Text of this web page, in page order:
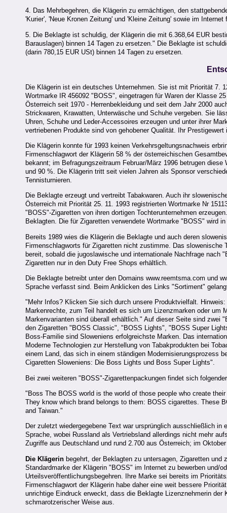
4. Das Mehrbegehren, die Klägerin zu ermächtigen, den
'Kurier', 'Neue Kronen Zeitung' und 'Kleine Zeitung' sowie im
5. Die Beklagte ist schuldig, der Klägerin die mit 6.368,64 EUR
Barauslagen) binnen 14 Tagen zu ersetzen." Die Beklagte ist
(darin 780,15 EUR USt) binnen 14 Tagen zu ersetzen.
Die Klägerin ist ein deutsches Unternehmen. Sie ist mit Priorität 7.
Wortmarke IR 456092 "BOSS", eingetragen für Waren der Klasse
Österreich seit 1970 - Herrenbekleidung und seit dem Jahr 2000
Strickwaren, Krawatten, Unterwäsche und Schuhe vergeben. Sie
Uhren, Schuhe und Leder-Accessoires erzeugen und unter ihrer
vertriebenen Produkte sind von gehobener Qualität. Ihr
Die Klägerin konnte für 1993 keinen Verkehrsgeltungsnachweis
Firmenschlagwort der Klägerin 58 % der österreichischen
bekannt; im Befragungszeitraum Februar/März 1996 betrugen
und 90 %. Die Klägerin tritt seit vielen Jahren als Sponsor
Tennisturnieren.
Die Beklagte erzeugt und vertreibt Tabakwaren. Auch ihr
Österreich mit Priorität 25. 11. 1993 registrierten Wortmarke Nr
"BOSS"-Zigaretten von ihren dortigen Tochterunternehmen
Beklagten. Die für Zigaretten verwendete Wortmarke "BOSS" wird
Bereits 1989 wies die Klägerin die Beklagte und auch deren
Firmenschlagworts für Zigaretten nicht zustimme. Das
bereit, sobald die jugoslawische und internationale Nachfrage
Zigaretten nur in den Duty Free Shops erhältlich.
Die Beklagte betreibt unter den Domains www.reemtsma.com und
Sprache verfasst sind. Beim Anklicken des Links "Sortiment"
"Mehr Infos? Klicken Sie sich durch unsere Produktvielfalt.
Markenrechte, zum Teil handelt es sich um Lizenzmarken oder um
Markenvarianten sind überall erhältlich." Auf dieser Seite sind zwei
den Zigaretten "BOSS Classic", "BOSS Lights", "BOSS Super
Boss-Familie sind Sloweniens erfolgreichste Marken. Das
Moderne Technologien zur Herstellung von Tabakprodukten bei
einem Land, das sich in einem ständigen Modernisierungsprozess
Cigaretten Sloweniens: Die Boss Lights und Boss Super Lights".
Bei zwei weiteren "BOSS"-Zigarettenpackungen findet sich
"Boss The BOSS world is the world of those people who create
They know which brand belongs to them: BOSS cigarettes. These
and Taiwan."
Der zuletzt wiedergegebene Text war ursprünglich ausschließlich
Sprache, wobei Russland als Vertriebsland allerdings nicht mehr
Zugriffe aus Deutschland und rund 2.700 aus Österreich; im
Die Klägerin begehrt, der Beklagten zu untersagen, Zigaretten und
Standardmarke der Klägerin "BOSS" im Internet zu bewerben und/
Urteilsveröffentlichungsbegehren. Ihre Marke sei bereits im
Firmenschlagwort der Klägerin habe daher eine weit bessere
unrichtige Eindruck erweckt, dass die Beklagte Lizenznehmerin
schmarotzerischer Weise aus.